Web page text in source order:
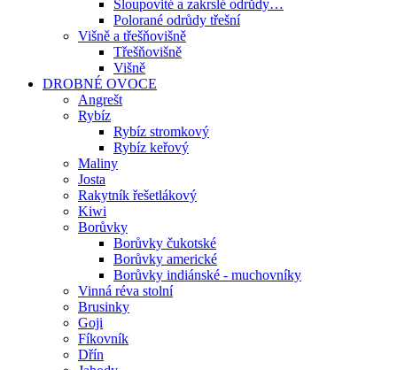
Sloupovité a zakrslé odrůdy…
Polorané odrůdy třešní
Višně a třešňovišně
Třešňovišně
Višně
DROBNÉ OVOCE
Angrešt
Rybíz
Rybíz stromkový
Rybíz keřový
Maliny
Josta
Rakytník řešetlákový
Kiwi
Borůvky
Borůvky čukotské
Borůvky americké
Borůvky indiánské - muchovníky
Vinná réva stolní
Brusinky
Goji
Fíkovník
Dřín